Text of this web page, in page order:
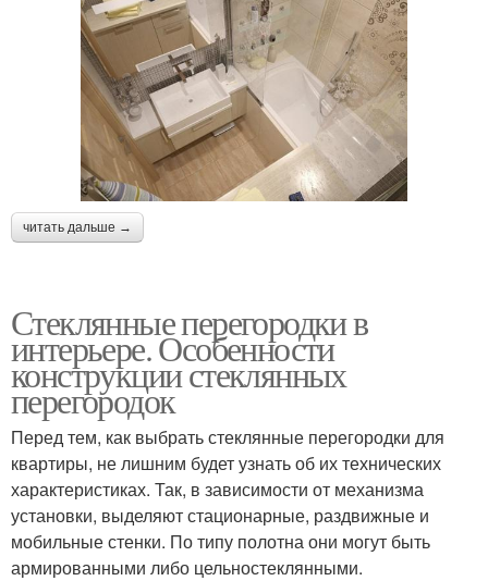
читать дальше →
Стеклянные перегородки в
интерьере. Особенности
конструкции стеклянных
перегородок
Перед тем, как выбрать стеклянные перегородки для
квартиры, не лишним будет узнать об их технических
характеристиках. Так, в зависимости от механизма
установки, выделяют стационарные, раздвижные и
мобильные стенки. По типу полотна они могут быть
армированными либо цельностеклянными.